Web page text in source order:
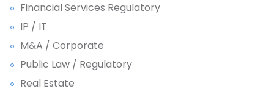
Financial Services Regulatory
IP / IT
M&A / Corporate
Public Law / Regulatory
Real Estate